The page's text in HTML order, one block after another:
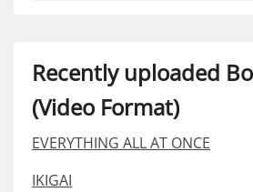
Recently uploaded
(Video Format)
EVERYTHING ALL AT ONCE
IKIGAI